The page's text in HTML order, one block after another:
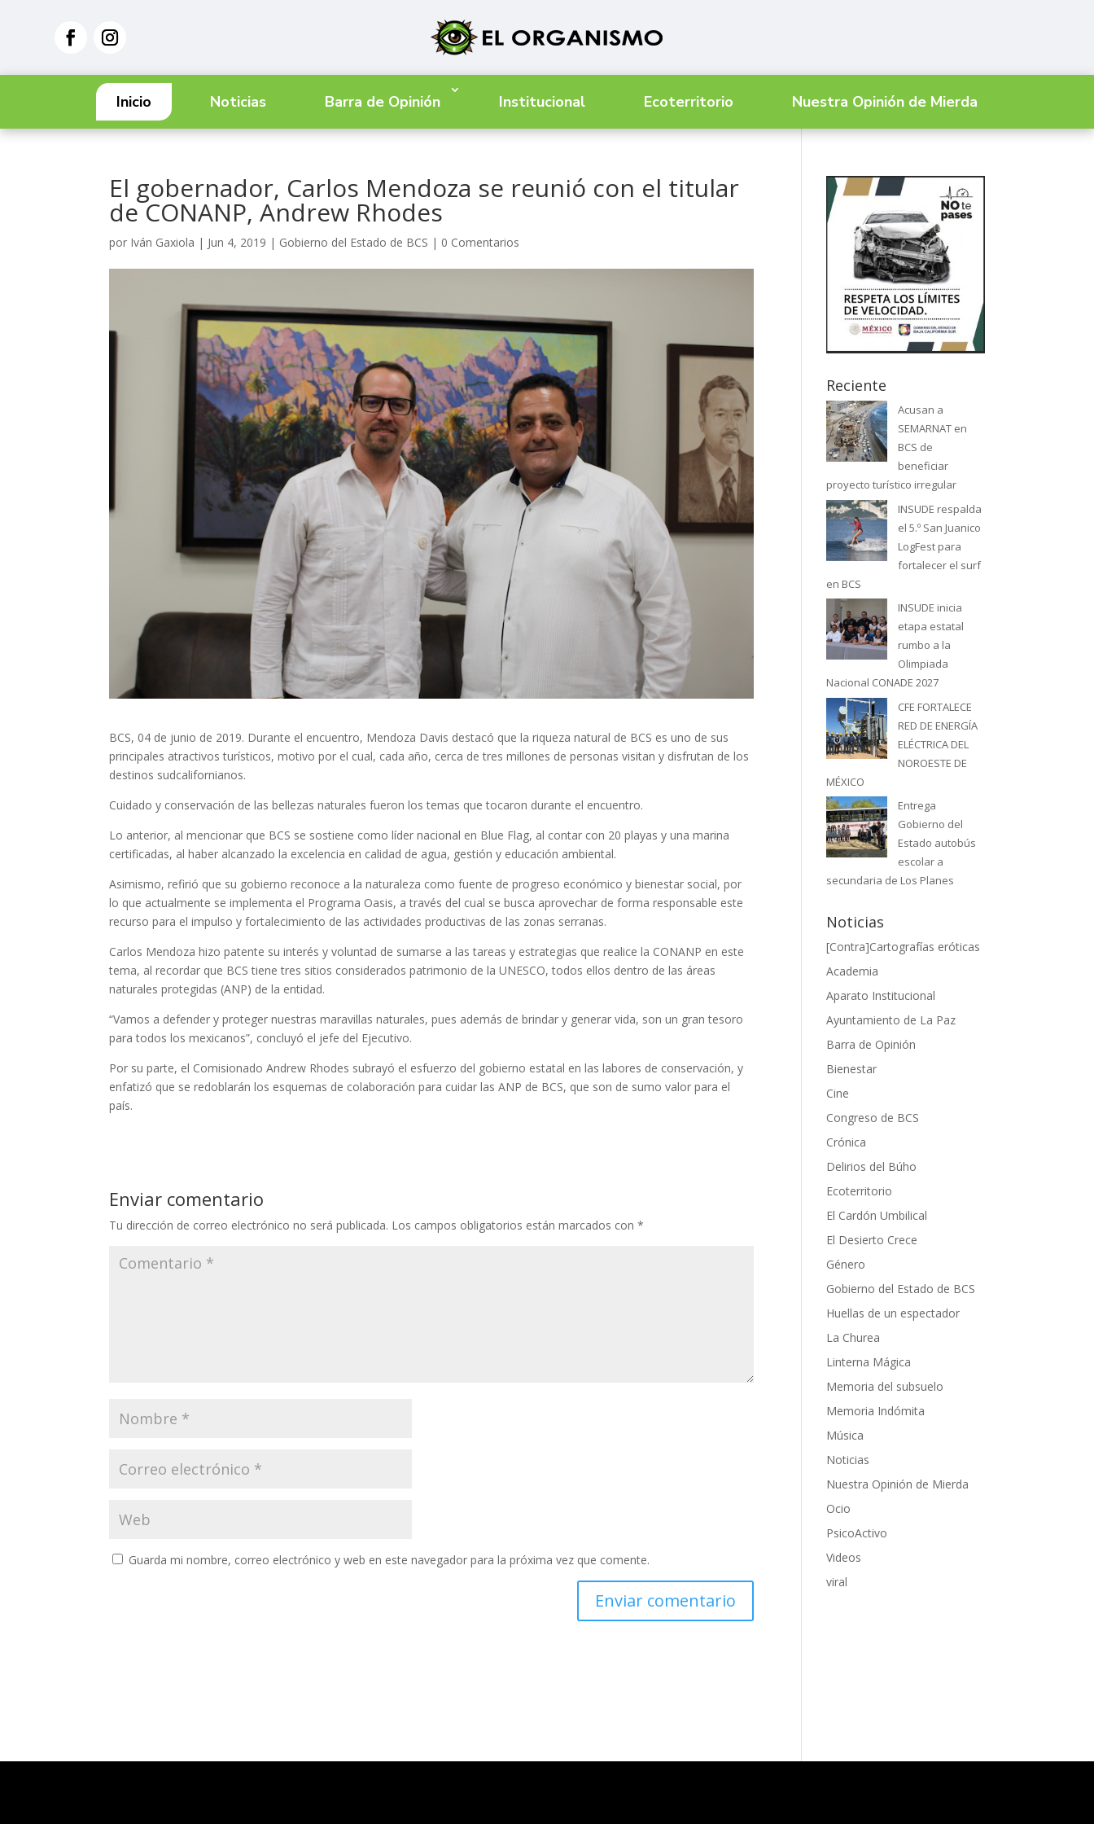
Inicio Noticias Barra de Opinión Institucional Ecoterritorio Nuestra Opinión de Mierda
El gobernador, Carlos Mendoza se reunió con el titular
de CONANP, Andrew Rhodes
por Iván Gaxiola | Jun 4, 2019 | Gobierno del Estado de BCS | 0 Comentarios
BCS, 04 de junio de 2019. Durante el encuentro, Mendoza Davis destacó que la riqueza natural de BCS es uno de sus
principales atractivos turísticos, motivo por el cual, cada año, cerca de tres millones de personas visitan y disfrutan de los
destinos sudcalifornianos.
Cuidado y conservación de las bellezas naturales fueron los temas que tocaron durante el encuentro.
Lo anterior, al mencionar que BCS se sostiene como líder nacional en Blue Flag, al contar con 20 playas y una marina
certificadas, al haber alcanzado la excelencia en calidad de agua, gestión y educación ambiental.
Asimismo, refirió que su gobierno reconoce a la naturaleza como fuente de progreso económico y bienestar social, por
lo que actualmente se implementa el Programa Oasis, a través del cual se busca aprovechar de forma responsable este
recurso para el impulso y fortalecimiento de las actividades productivas de las zonas serranas.
Carlos Mendoza hizo patente su interés y voluntad de sumarse a las tareas y estrategias que realice la CONANP en este
tema, al recordar que BCS tiene tres sitios considerados patrimonio de la UNESCO, todos ellos dentro de las áreas
naturales protegidas (ANP) de la entidad.
“Vamos a defender y proteger nuestras maravillas naturales, pues además de brindar y generar vida, son un gran tesoro
para todos los mexicanos”, concluyó el jefe del Ejecutivo.
Por su parte, el Comisionado Andrew Rhodes subrayó el esfuerzo del gobierno estatal en las labores de conservación, y
enfatizó que se redoblarán los esquemas de colaboración para cuidar las ANP de BCS, que son de sumo valor para el
país.
Enviar comentario
Tu dirección de correo electrónico no será publicada. Los campos obligatorios están marcados con*
Guarda mi nombre, correo electrónico y web en este navegador para la próxima vez que comente.
Reciente
Acusan a
SEMARNAT en
BCS de
beneficiar
proyecto turístico irregular
INSUDE respalda
el 5.º San Juanico
LogFest para
fortalecer el surf
en BCS
INSUDE inicia
etapa estatal
rumbo a la
Olimpiada
Nacional CONADE 2027
CFE FORTALECE
RED DE ENERGÍA
ELÉCTRICA DEL
NOROESTE DE
MÉXICO
Entrega
Gobierno del
Estado autobús
escolar a
secundaria de Los Planes
Noticias
[Contra]Cartografías eróticas
Academia
Aparato Institucional
Ayuntamiento de La Paz
Barra de Opinión
Bienestar
Cine
Congreso de BCS
Crónica
Delirios del Búho
Ecoterritorio
El Cardón Umbilical
El Desierto Crece
Género
Gobierno del Estado de BCS
Huellas de un espectador
La Churea
Linterna Mágica
Memoria del subsuelo
Memoria Indómita
Música
Noticias
Nuestra Opinión de Mierda
Ocio
PsicoActivo
Videos
viral